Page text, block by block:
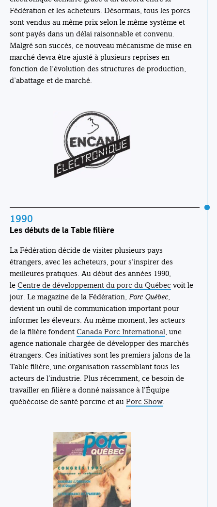
Fédération et les acheteurs. Désormais, tous les porcs
sont vendus au même prix selon le même système et
sont payés dans un délai raisonnable et convenu.
Malgré son succès, ce nouveau mécanisme de mise en
marché devra être ajusté à plusieurs reprises en
fonction de l’évolution des structures de production,
d’abattage et de marché.
1990
Les débuts de la Table filière
La Fédération décide de visiter plusieurs pays
étrangers, avec les acheteurs, pour s’inspirer des
meilleures pratiques. Au début des années 1990,
le Centre de développement du porc du Québec voit le
jour. Le magazine de la Fédération, Porc Québec,
devient un outil de communication important pour
informer les éleveurs. Au même moment, les acteurs
de la filière fondent Canada Porc International, une
agence nationale chargée de développer des marchés
étrangers. Ces initiatives sont les premiers jalons de la
Table filière, une organisation rassemblant tous les
acteurs de l’industrie. Plus récemment, ce besoin de
travailler en filière a donné naissance à l’Équipe
québécoise de santé porcine et au Porc Show.